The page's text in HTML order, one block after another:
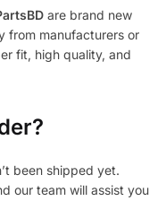
are brand new
from manufacturers or
fit, high quality, and
been shipped yet.
our team will assist you